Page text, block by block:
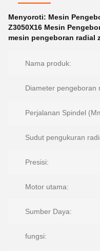
Menyoroti: Mesin
Z3050X16 Mesin
mesin pengeboran radial
Nama produk:
Diameter pengeboran
Perjalanan Spindel
Sudut pengukuran
Presisi:
Motor utama:
Sumber Daya:
fungsi: